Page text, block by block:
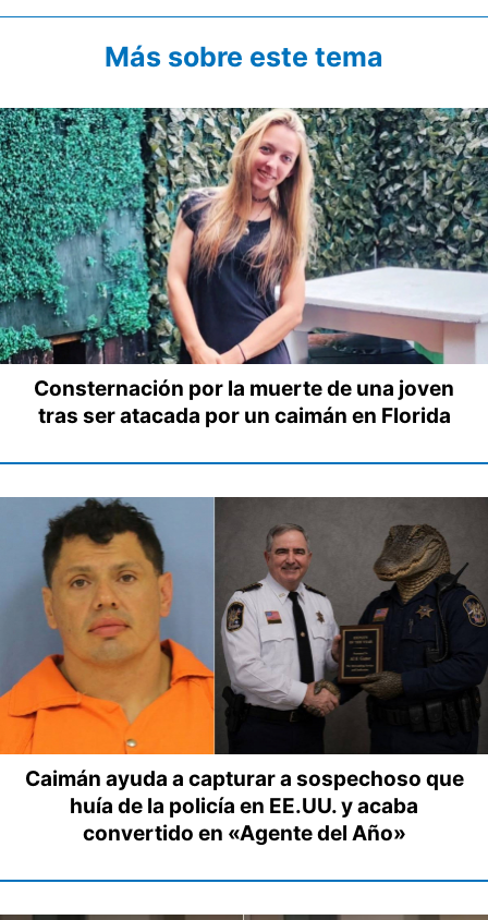
Más sobre este tema
Consternación por la muerte de una joven
tras ser atacada por un caimán en Florida
Caimán ayuda a capturar a sospechoso que
huía de la policía en EE.UU. y acaba
convertido en «Agente del Año»